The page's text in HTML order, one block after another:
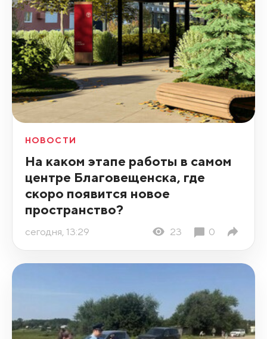
НОВОСТИ
На каком этапе работы в самом
центре Благовещенска, где
скоро появится новое
пространство?
сегодня, 13:29 23 0